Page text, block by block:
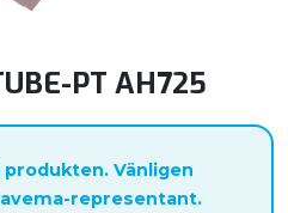
PT AH725
produkten. Vänligen
representant.